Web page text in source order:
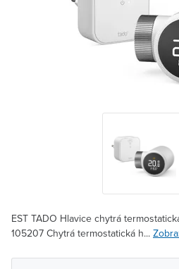
EST TADO Hlavice chytrá
105207 Chytrá termostatická h...